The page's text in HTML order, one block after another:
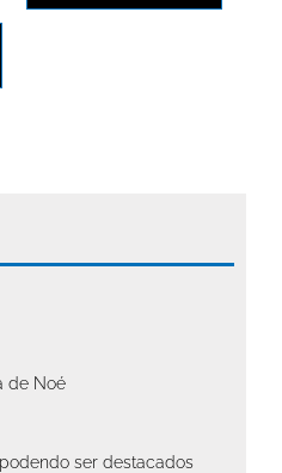
de Noé
ser destacados